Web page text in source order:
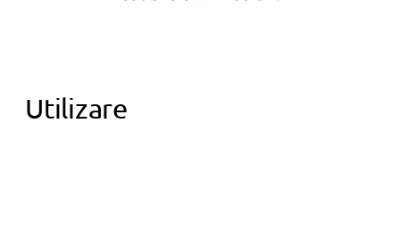
Utilizare